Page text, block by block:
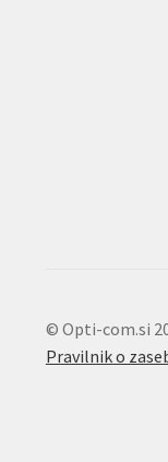
© Opti-com.si
Pravilnik o